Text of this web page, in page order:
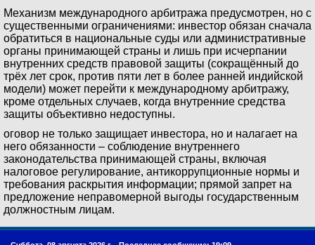
Механизм международного арбитража предусмотрен, но с
существенными ограничениями: инвестор обязан сначала
обратиться в национальные суды или административные
органы принимающей страны и лишь при исчерпании
внутренних средств правовой защиты (сокращённый до
трёх лет срок, против пяти лет в более ранней индийской
модели) может перейти к международному арбитражу,
кроме отдельных случаев, когда внутренние средства
защиты объективно недоступны.
оговор не только защищает инвестора, но и налагает на
него обязанности – соблюдение внутреннего
законодательства принимающей страны, включая
налоговое регулирование, антикоррупционные нормы и
требования раскрытия информации; прямой запрет на
предложение неправомерной выгоды государственным
должностным лицам.